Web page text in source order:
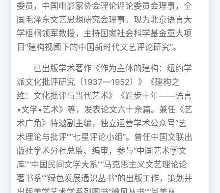
委员，中国电影家协会理论评论委员会理事，全
国毛泽东文艺思想研究会理事。现为北京语言大
学梧桐领军教授，主持国家社会科学基金重大项
目“建构视阈下的中国新时代文艺评论研究”。
已出版学术著作《作为主体的建构：纽约学
派文化批评研究（1937—1952）》《建构之
维：文化批评与当代艺术》《跬步十年——语言
•文学•艺术》等，发表论文六十余篇。兼任《艺
术广角》特邀副主编，独立运营学术公众号“艺
术理论与批评”“七星评论小组”。曾任中国文联出
版社学术分社总监、编审，参与“中国艺术学文
库”“中国民间文学大系”“马克思主义文艺理论论
著书系”“绿色发展通识丛书”的出版工作，策划并